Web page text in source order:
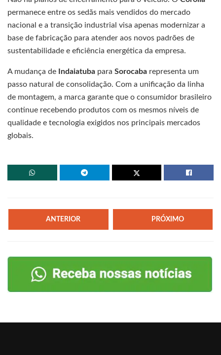
permanece entre os sedãs mais vendidos do mercado
nacional e a transição industrial visa apenas modernizar a
base de fabricação para atender aos novos padrões de
sustentabilidade e eficiência energética da empresa.
A mudança de Indaiatuba para Sorocaba representa um
passo natural de consolidação. Com a unificação da linha
de montagem, a marca garante que o consumidor brasileiro
continue recebendo produtos com os mesmos níveis de
qualidade e tecnologia exigidos nos principais mercados
globais.
ANTERIOR PRÓXIMO